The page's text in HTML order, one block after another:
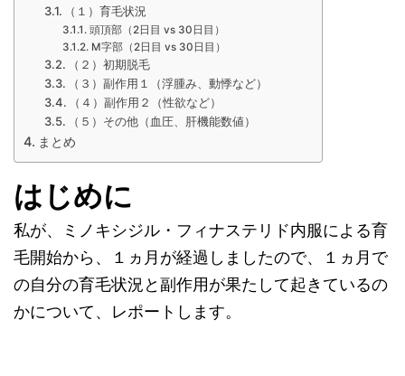
（１）育毛状況
頭頂部（2日目 vs 30日目）
M字部（2日目 vs 30日目）
（２）初期脱毛
（３）副作用１（浮腫み、動悸など）
（４）副作用２（性欲など）
（５）その他（血圧、肝機能数値）
まとめ
はじめに
私が、ミノキシジル・フィナステリド内服による育
毛開始から、１ヵ月が経過しましたので、１ヵ月で
の自分の育毛状況と副作用が果たして起きているの
かについて、レポートします。